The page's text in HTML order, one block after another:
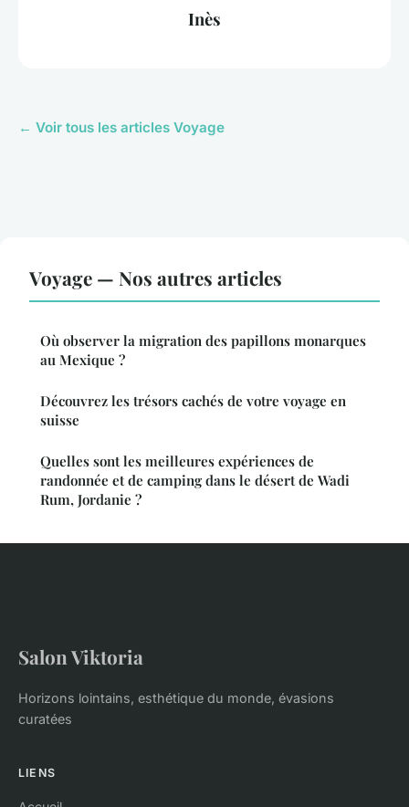
Inès
← Voir tous les articles Voyage
Voyage — Nos autres articles
Où observer la migration des papillons monarques
au Mexique ?
Découvrez les trésors cachés de votre voyage en
suisse
Quelles sont les meilleures expériences de
randonnée et de camping dans le désert de Wadi
Rum, Jordanie ?
Salon Viktoria
Horizons lointains, esthétique du monde, évasions
curatées
LIENS